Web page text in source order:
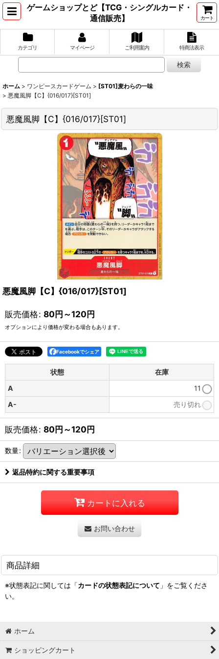
ゲームショップとど【TCG・シングルカード・
通信販売】
カート
カテゴリ マイページ ご利用案内 特商法表示
ホーム > ワンピースカードゲーム > [ST01]麦わらの一味
> 悪魔風脚【C】{016/017}[ST01]
悪魔風脚【C】{016/017}[ST01]
悪魔風脚【C】{016/017}[ST01]
販売価格: 80円～120円
オプションにより価格が変わる場合もあります。
Facebookでシェア
状態
在庫
A
11
A-
売り切れ
販売価格: 80円～120円
数量:
返品特約に関する重要事項
カートに入れる
お問い合わせ
商品詳細
※状態表記に関しては「カードの状態表記について 」をご覧くださ
い。
ホーム
ショッピングカート